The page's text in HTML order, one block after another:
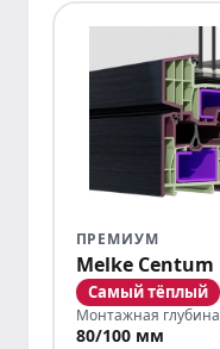
ПРЕМИУМ
Melke Centum
Самый тёплый
Монтажная глубина
80/100 мм